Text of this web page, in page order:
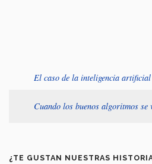
El caso de la inteligencia
Cuando los buenos algoritmos se
¿TE GUSTAN NUESTRAS